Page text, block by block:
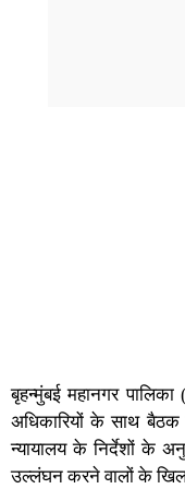
बृहन्मुंबई महानगर
अधिकारियों के साथ
न्यायालय के निर्देशों के
उल्लंघन करने वालों के